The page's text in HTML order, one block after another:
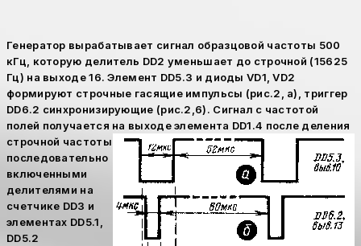
Генератор вырабатывает сигнал образцовой частоты 500
кГц, которую делитель DD2 уменьшает до строчной (15625
Гц) на выходе 16. Элемент DD5.3 и диоды VD1, VD2
формируют строчные гасящие импульсы (рис.2, а), триггер
DD6.2 синхронизирующие (рис.2,6). Сигнал с частотой
полей получается на выходе элемента DD1.4 после деления
строчной частоты
последовательно
включенными
делителями на
счетчике DD3 и
элементах DD5.1,
DD5.2